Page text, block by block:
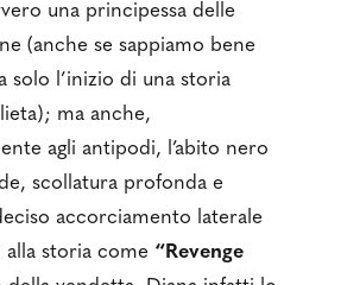
una principessa delle
(anche se sappiamo bene
solo l’inizio di una storia
ma anche,
agli antipodi, l’abito nero
scollatura profonda e
accorciamento laterale
alla storia come “Revenge